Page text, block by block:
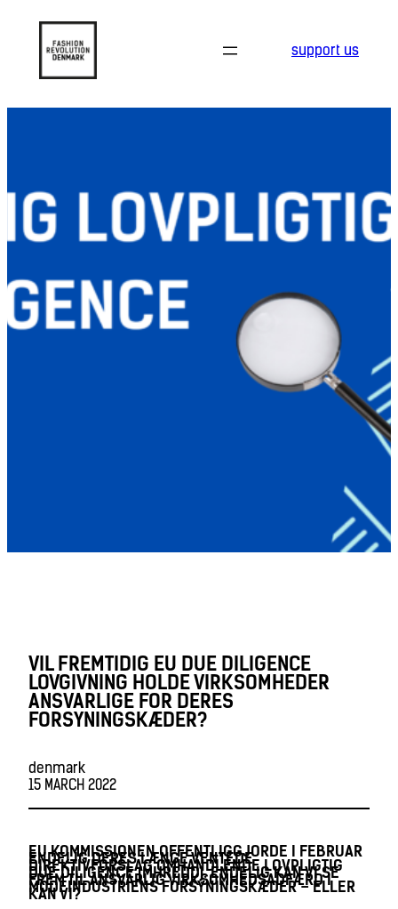
support us
VIL FREMTIDIG EU DUE DILIGENCE
LOVGIVNING HOLDE VIRKSOMHEDER
ANSVARLIGE FOR DERES
FORSYNINGSKÆDER?
denmark
15 MARCH 2022
EU KOMMISSIONEN OFFENTLIGGJORDE I FEBRUAR
ENDELIG DERES LÆNGE VENTEDE
DIREKTIVFORSLAG OMHANDLENDE LOVPLIGTIG
DUE DILIGENCE (MHREDD). ENDELIG KAN VI SE
FREM TIL ANSVARLIG VIRKSOMHEDSADFÆRD I
MODEINDUSTRIENS FORSYNINGSKÆDER – ELLER
KAN VI?